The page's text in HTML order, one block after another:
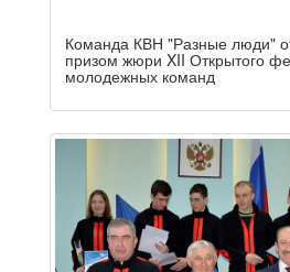
Команда КВН "Разные люди"
призом жюри XII Открытого
молодежных команд